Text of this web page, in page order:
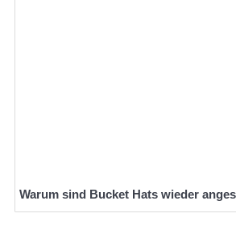
Warum sind Bucket Hats wieder